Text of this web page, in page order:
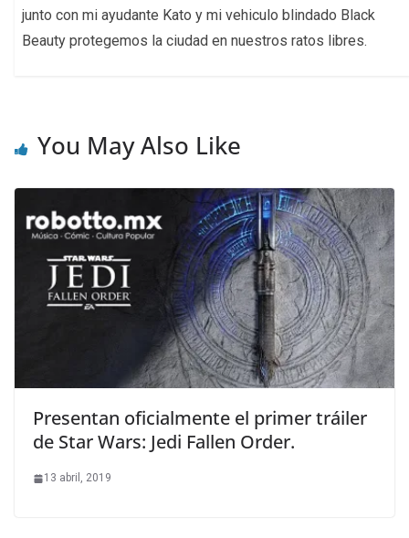
junto con mi ayudante Kato y mi vehiculo blindado Black
Beauty protegemos la ciudad en nuestros ratos libres.
You May Also Like
Presentan oficialmente el primer tráiler
de Star Wars: Jedi Fallen Order.
13 abril, 2019